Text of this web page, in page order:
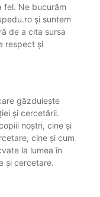
fel. Ne bucurăm
și suntem
de a cita sursa
respect și
găzduiește
și cercetării.
noștri, cine și
cine și cum
la lumea în
și cercetare.